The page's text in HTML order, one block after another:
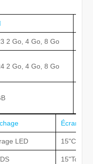
2 Go, 4 Go, 8 Go
2 Go, 4 Go, 8 Go
Écran
LED